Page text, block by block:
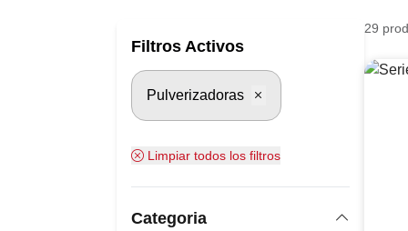
Filtros Activos
Pulverizadoras
Limpiar todos los filtros
Categoria
29